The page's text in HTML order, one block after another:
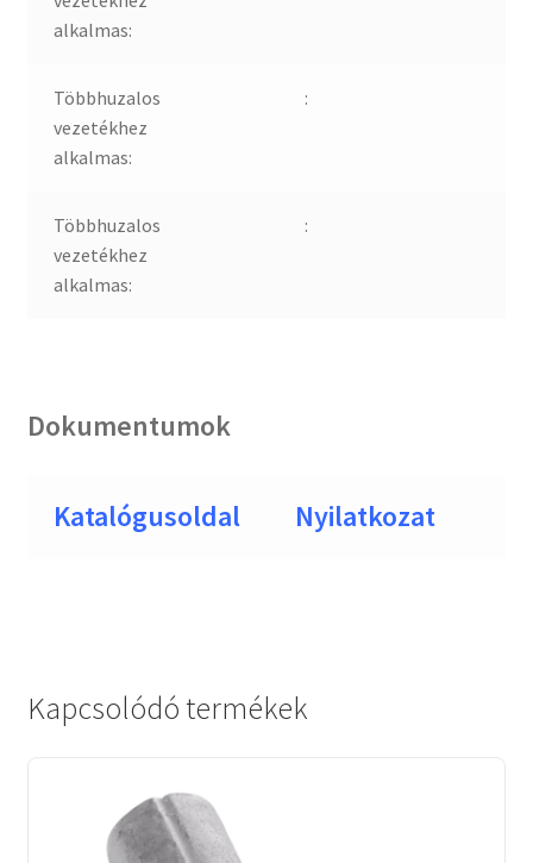
alkalmas:
Többhuzalos
vezetékhez
alkalmas:
:
Többhuzalos
vezetékhez
alkalmas:
:
Dokumentumok
Katalógusoldal Nyilatkozat
Kapcsolódó termékek